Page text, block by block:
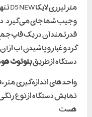
و جیب شما جای می گیرد.
قدرتمند آن در یک قاپ
گرد و غبار و پاشیدن آب
دستگاه از طریقبلوتوث
واحد های اندازه گیری
نمایش دستگاه از نوع
هست